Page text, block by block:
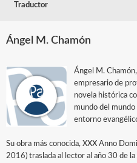
Traductor
Ángel M. Chamón
Ángel M.
empresario de
novela histórica
mundo del mundo
entorno
Su obra más conocida, XXX Anno
2016) traslada al lector al año 30 de